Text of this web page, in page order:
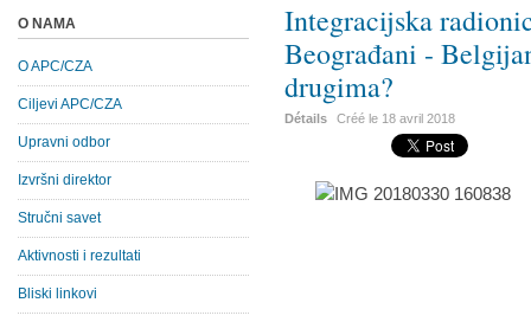
Integracijska
Beograđani -
drugima?
Détails Créé le 18 avril 2018
O NAMA
O APC/CZA
Ciljevi APC/CZA
Upravni odbor
Izvršni direktor
Stručni savet
Aktivnosti i rezultati
Bliski linkovi